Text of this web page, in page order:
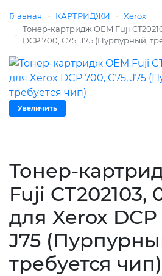
Главная - КАРТРИДЖИ - Xerox
- Тонер-картридж OEM Fuji
DCP 700, C75, J75 (Пурпурный,
Увеличить
Тонер-
Fuji CT202103,
для Xerox DCP
J75
требуется чип)